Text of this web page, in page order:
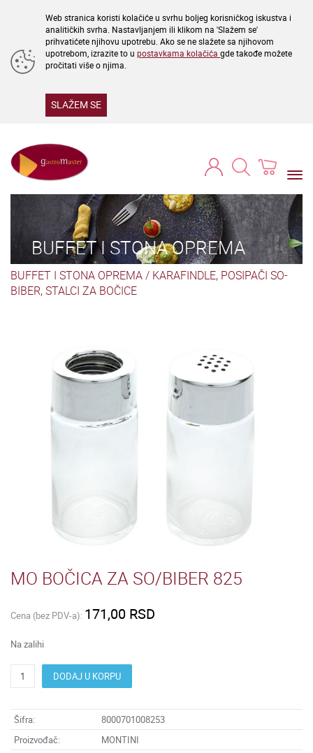
Web stranica koristi kolačiće u svrhu boljeg korisničkog iskustva i
analitičkih svrha. Nastavljanjem ili klikom na 'Slažem se'
prihvatićete njihovu upotrebu. Ako se ne slažete sa njihovom
upotrebom, izrazite to u postavkama kolačića gde takođe možete
pročitati više o njima.
SLAŽEM SE
BUFFET I STONA OPREMA
BUFFET I STONA OPREMA/ KARAFINDLE, POSIPAČI SO-
BIBER, STALCI ZA BOČICE
MO BOČICA ZA SO/BIBER 825
Cena (bez PDV-a): 171,00 RSD
Na zalihi
DODAJ U KORPU
Šifra:
8000701008253
Proizvođač:
MONTINI